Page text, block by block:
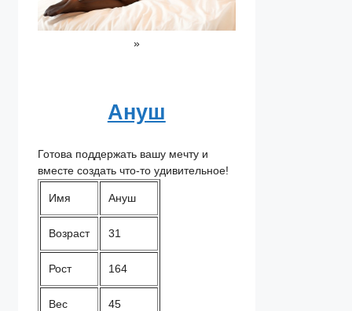
»
Ануш
Готова поддержать вашу мечту и
вместе создать что-то удивительное!
Имя Ануш
Возраст 31
Рост 164
Вес 45